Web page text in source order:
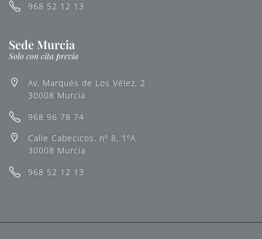
968 52 12 13
Sede Murcia
Solo con cita previa
Av. Marqués de Los Vélez, 2
30008 Murcia
968 96 78 74
Calle Cabecicos, nº 8, 1ºA
30008 Murcia
968 52 12 13